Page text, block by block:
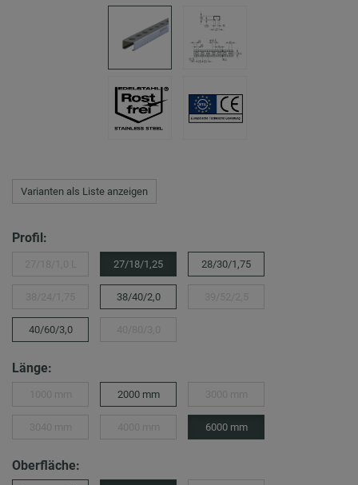
Varianten als Liste anzeigen
Profil:
27/18/1,25 28/30/1,75
38/40/2,0
40/60/3,0
Länge:
2000 mm
6000 mm
Oberfläche: